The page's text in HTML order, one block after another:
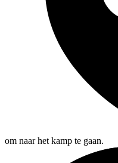
om naar het kamp te gaan.